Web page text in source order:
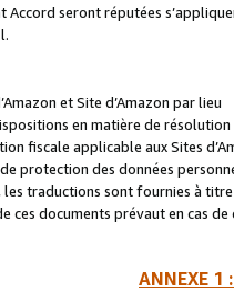
seront réputées
et Site d’Amazon par lieu
en matière de
fiscale applicable aux Sites
protection des données
les traductions sont fournies à
ces documents prévaut en cas
ANNEXE 1